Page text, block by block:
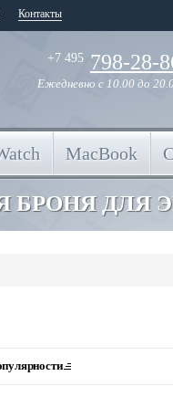
Контакты
+7 495 798-28-
Ежедневно с 10.00 до
MacBook
БРОНЯ ДЛЯ